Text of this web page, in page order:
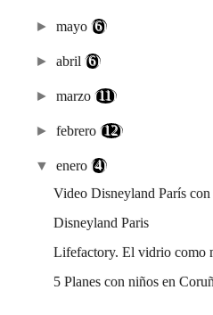
►mayo(6)
►abril(6)
►marzo(11)
►febrero (12)
▼enero(4)
Video Disneyland París
Disneyland Paris
Lifefactory. El vidrio como
5 Planes con niños en